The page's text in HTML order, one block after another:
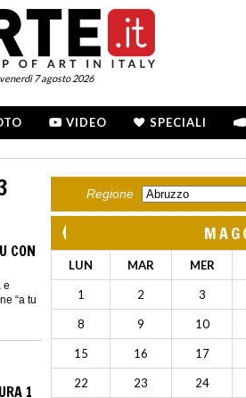
venerdì 7 agosto 2026
VIDEO SPECIALI
CON
e
“a tu
1
Regione
LUN MAR MER
1 2 3
8 9 10
15 16 17
22 23 24